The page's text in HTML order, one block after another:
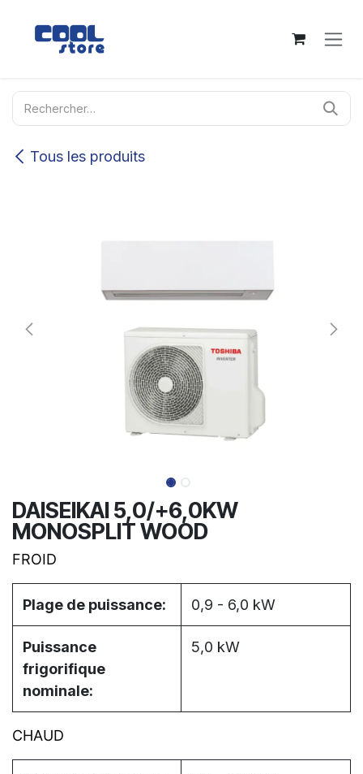
Tous les produits
DAISEIKAI 5,0/+6,0KW
MONOSPLIT WOOD
FROID
Plage de puissance: 0,9 - 6,0 kW
Puissance
frigorifique
nominale:
5,0 kW
CHAUD